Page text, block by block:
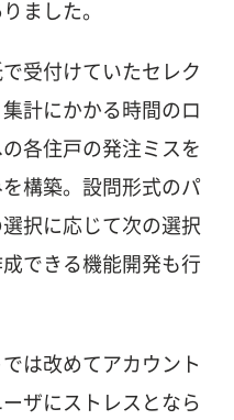
ました。
受付けていたセレク
計にかかる時間のロ
各住戸の発注ミスを
構築。設問形式のパ
択に応じて次の選択
できる機能開発も行
は改めてアカウント
ザにストレスとなら